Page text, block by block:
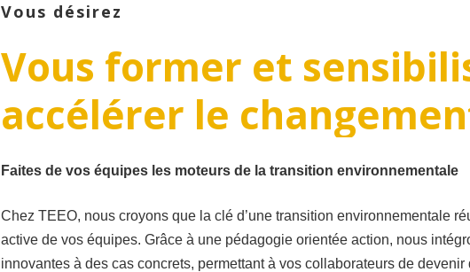
Vous désirez
Vous former et
accélérer le
Faites de vos équipes les moteurs de la transition environnementale
Chez TEEO, nous croyons que la clé d’une transition environnementale
active de vos équipes. Grâce à une pédagogie orientée action, nous
innovantes à des cas concrets, permettant à vos collaborateurs de